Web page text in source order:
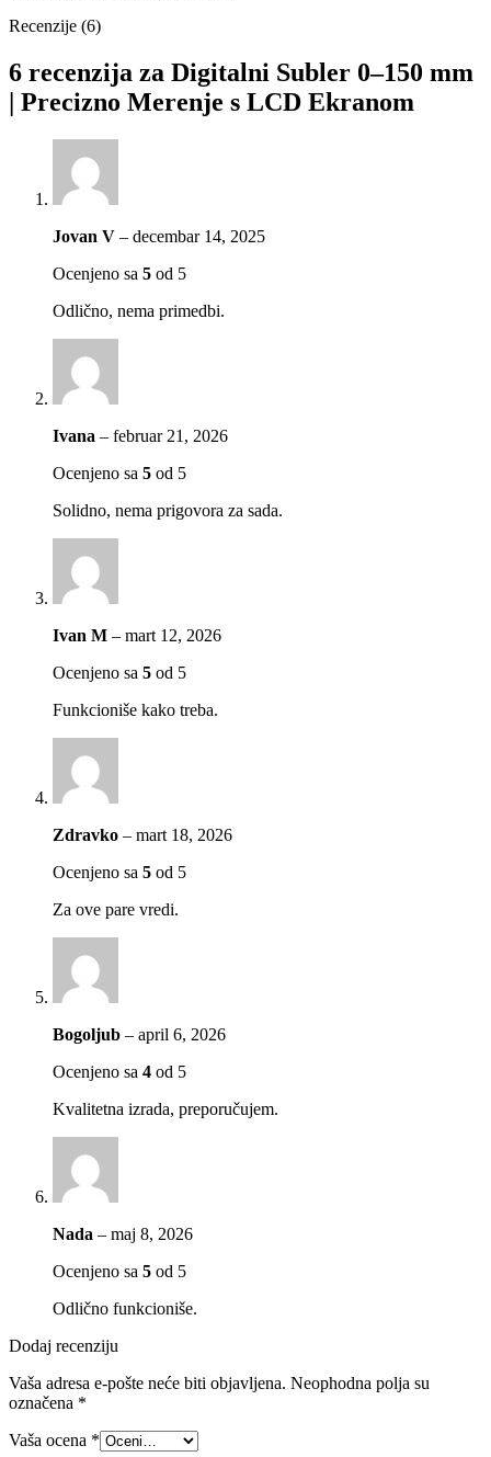
Recenzije (6)
6 recenzija za Digitalni Subler 0–150 mm
| Precizno Merenje s LCD Ekranom
Jovan V – decembar 14, 2025
Ocenjeno sa 5 od 5
Odlično, nema primedbi.
Ivana – februar 21, 2026
Ocenjeno sa 5 od 5
Solidno, nema prigovora za sada.
Ivan M – mart 12, 2026
Ocenjeno sa 5 od 5
Funkcioniše kako treba.
Zdravko – mart 18, 2026
Ocenjeno sa 5 od 5
Za ove pare vredi.
Bogoljub – april 6, 2026
Ocenjeno sa 4 od 5
Kvalitetna izrada, preporučujem.
Nada – maj 8, 2026
Ocenjeno sa 5 od 5
Odlično funkcioniše.
Dodaj recenziju
Vaša adresa e-pošte neće biti objavljena. Neophodna polja su
označena *
Vaša ocena *